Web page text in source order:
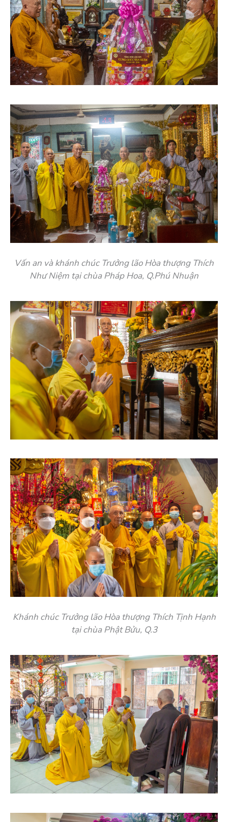
Vấn an và khánh chúc Trưởng lão Hòa thượng Thích
Như Niệm tại chùa Pháp Hoa, Q.Phú Nhuận
Khánh chúc Trưởng lão Hòa thượng Thích Tịnh Hạnh
tại chùa Phật Bửu, Q.3